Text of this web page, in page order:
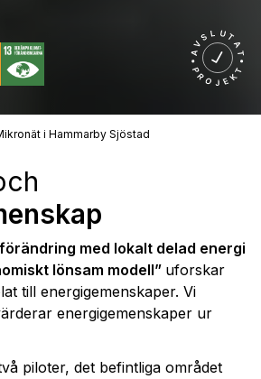
i Hammarby Sjöstad
med lokalt delad energi
lönsam modell” uforskar
till energigemenskaper. Vi
energigemenskaper ur
piloter, det befintliga området